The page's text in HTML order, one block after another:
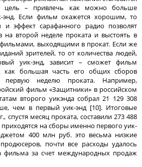
цель – привлечь как можно больше
энд. Если фильм окажется хорошим, то
и эффект сарафанного радио позволят
на второй неделе проката и выстоять в
выходящими в прокат. Если же
зрителей, то от количества людей,
уик-энд, зависит – сможет фильм
как большая часть его общих сборов
неделю проката. Например,
фильм «Защитники» в российском
второго уикэнда собрал 21 129 308
чем в первый уик-энд [10]. Итоговые
спустя месяц проката, составили 273 488
приходятся на сборы именно первого уик-
400 млн руб. это весьма низкие
почти все расходы удалось
за счет международных продаж